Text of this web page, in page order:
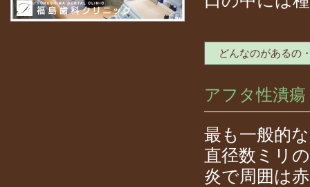
どんなのがあるの
アフタ性潰
最も一般的
直径数ミリ
炎で周囲は